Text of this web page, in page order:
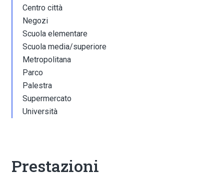
Centro città
Negozi
Scuola elementare
Scuola media/superiore
Metropolitana
Parco
Palestra
Supermercato
Università
Prestazioni